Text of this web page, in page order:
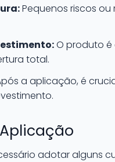
Pequenos riscos
O produto
total.
a aplicação, é
adotar alguns